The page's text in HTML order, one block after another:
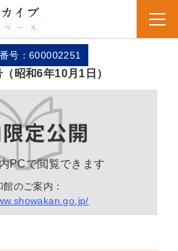
号：600002251
昭和6年10月1日）
PCで閲覧できます
館のご案内：